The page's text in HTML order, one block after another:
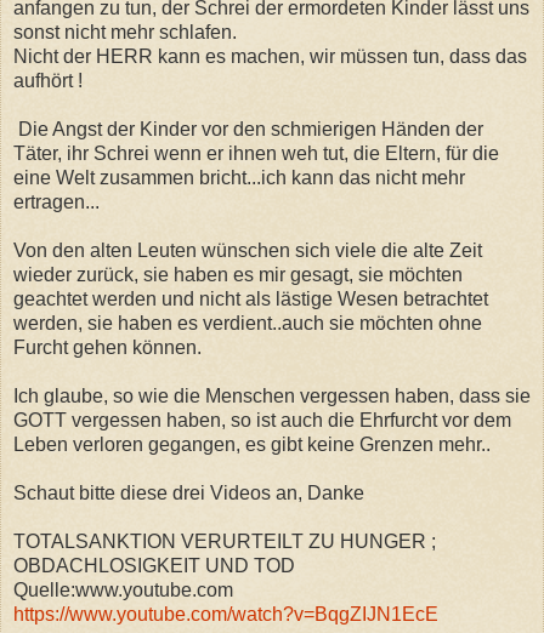
anfangen zu tun, der Schrei der ermordeten Kinder lässt uns
sonst nicht mehr schlafen.
Nicht der HERR kann es machen, wir müssen tun, dass das
aufhört !
Die Angst der Kinder vor den schmierigen Händen der
Täter, ihr Schrei wenn er ihnen weh tut, die Eltern, für die
eine Welt zusammen bricht...ich kann das nicht mehr
ertragen...
Von den alten Leuten wünschen sich viele die alte Zeit
wieder zurück, sie haben es mir gesagt, sie möchten
geachtet werden und nicht als lästige Wesen betrachtet
werden, sie haben es verdient..auch sie möchten ohne
Furcht gehen können.
Ich glaube, so wie die Menschen vergessen haben, dass sie
GOTT vergessen haben, so ist auch die Ehrfurcht vor dem
Leben verloren gegangen, es gibt keine Grenzen mehr..
Schaut bitte diese drei Videos an, Danke
TOTALSANKTION VERURTEILT ZU HUNGER ;
OBDACHLOSIGKEIT UND TOD
Quelle:www.youtube.com
https://www.youtube.com/watch?v=BqgZIJN1EcE